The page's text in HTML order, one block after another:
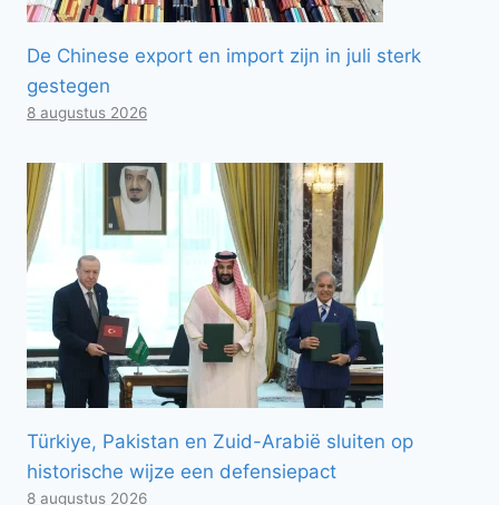
De Chinese export en import zijn in juli sterk
gestegen
8 augustus 2026
Türkiye, Pakistan en Zuid-Arabië sluiten op
historische wijze een defensiepact
8 augustus 2026